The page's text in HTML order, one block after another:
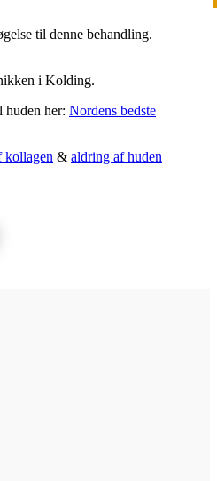
til denne behandling.
i Kolding.
huden her: Nordens bedste
kollagen & aldring af huden